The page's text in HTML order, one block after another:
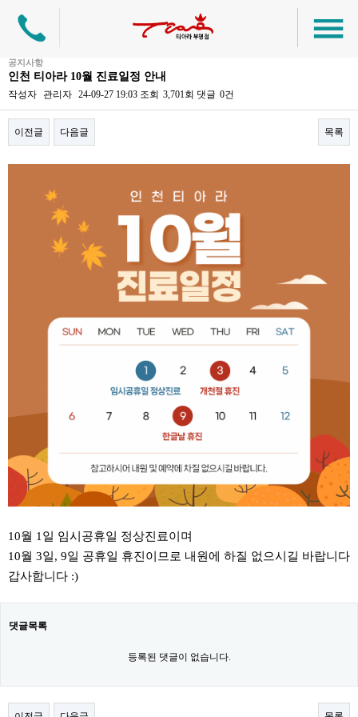
공지사항
인천 티아라 10월 진료일정 안내
작성자 관리자 24-09-27 19:03 조회 3,701회 댓글 0건
이전글 다음글 목록
10월 1일 임시공휴일 정상진료이며
10월 3일, 9일 공휴일 휴진이므로 내원에 하질 없으시길 바랍니다
갑사합니다 :)
댓글목록
등록된 댓글이 없습니다.